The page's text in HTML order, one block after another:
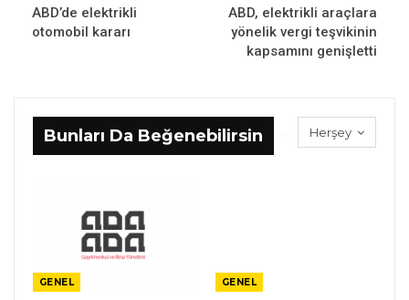
ABD’de elektrikli
otomobil kararı
ABD, elektrikli araçlara
yönelik vergi teşvikinin
kapsamını genişletti
Herşey
Bunları Da Beğenebilirsin
GENEL GENEL